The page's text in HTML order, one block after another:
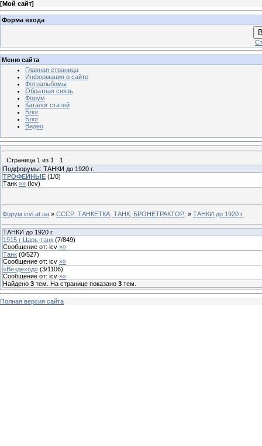
[Мой сайт]
Форма входа
Меню сайта
Главная страница
Информация о сайте
Фотоальбомы
Обратная связь
Форум
Каталог статей
Блог
Блог
Видео
Страница 1 из 1
1
Подфорумы: ТАНКИ до 1920 г.
ТРОФЕЙНЫЕ (1/0)
Танк »» (icv)
Форум icvi.at.ua » СССР: ТАНКЕТКА; ТАНК; БРОНЕТРАКТОР; » ТАНКИ до 1920 г.
ТАНКИ до 1920 г.
1915 г Царь-танк (7/849)
Сообщение от: icv »»
Танк (0/527)
Сообщение от: icv »»
«Вездехо́д» (3/1106)
Сообщение от: icv »»
Найдено 3 тем. На странице показано 3 тем.
Полная версия сайта